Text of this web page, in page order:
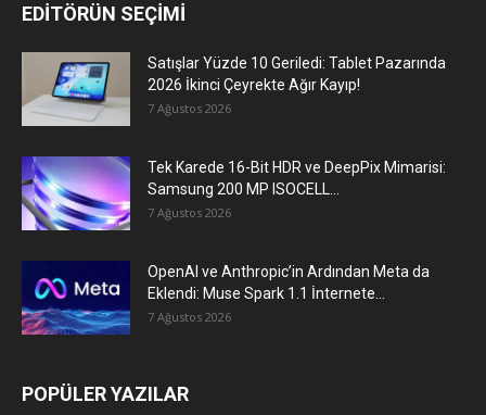
EDİTÖRÜN SEÇİMİ
Satışlar Yüzde 10 Geriledi: Tablet Pazarında
2026 İkinci Çeyrekte Ağır Kayıp!
7 Ağustos 2026
Tek Karede 16-Bit HDR ve DeepPix Mimarisi:
Samsung 200 MP ISOCELL...
7 Ağustos 2026
OpenAI ve Anthropic’in Ardından Meta da
Eklendi: Muse Spark 1.1 İnternete...
7 Ağustos 2026
POPÜLER YAZILAR